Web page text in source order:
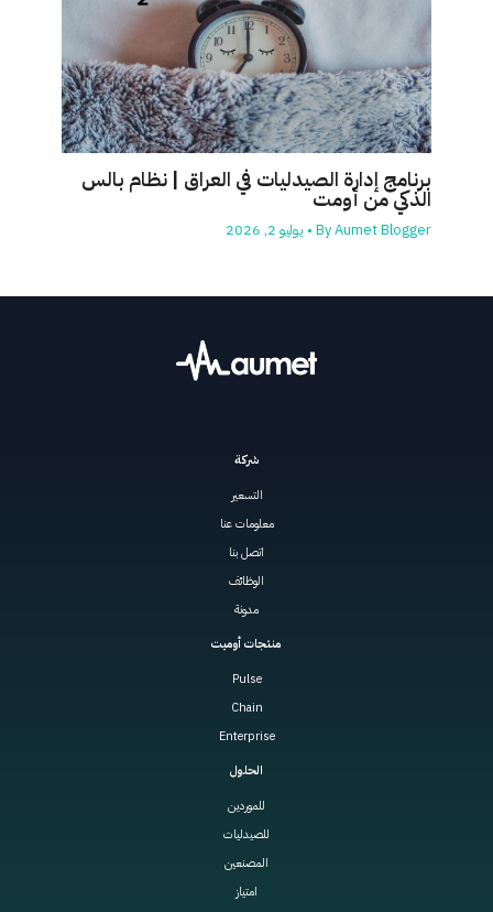
برنامج إدارة الصيدليات في العراق | نظام بالس
الذكي من أومت
ByAumet Blogger
• يوليو 2, 2026
شركة
التسعير
معلومات عنا
اتصل بنا
الوظائف
مدونة
منتجات أوميت
Pulse
Chain
Enterprise
الحلول
للموردين
للصيدليات
المصنعين
امتياز